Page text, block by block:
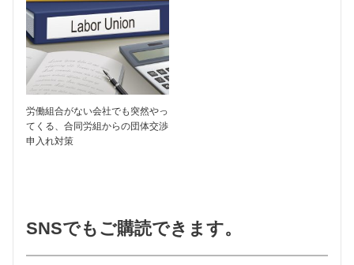
労働組合がない会社でも突然やっ
てくる、合同労組からの団体交渉
申入れ対策
SNSでもご購読できます。